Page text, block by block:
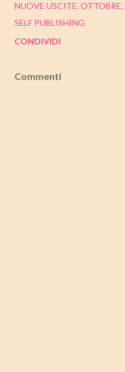
NUOVE USCITE OTTOBRE
SELF PUBLISHING
CONDIVIDI
Commenti